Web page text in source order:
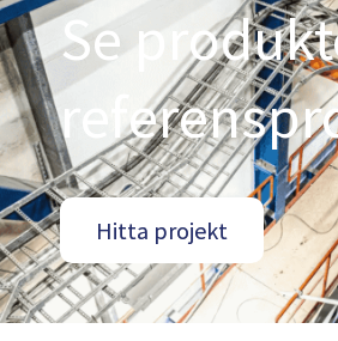
Se
Hitta projekt